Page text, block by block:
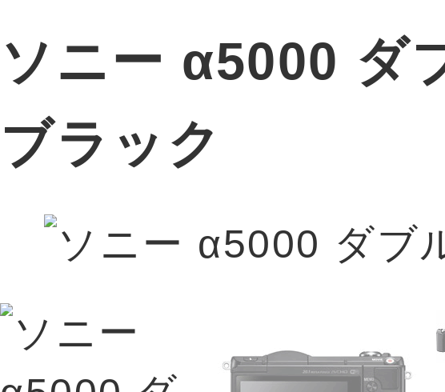
ソニー α5000 ダ
ブラック